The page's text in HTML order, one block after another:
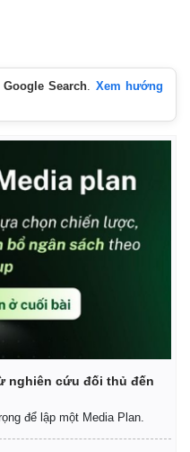
Google Search
Xem hướng
nghiên cứu đối thủ đến
để lập một Media Plan.